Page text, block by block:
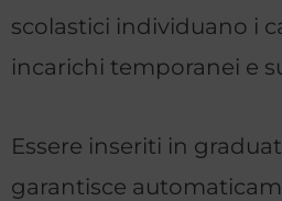
scolastici individuano i
incarichi temporanei e
Essere inseriti in
garantisce